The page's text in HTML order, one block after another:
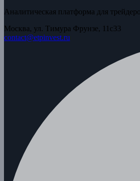
Аналитическая платформа для
Москва, ул. Тимура Фрунзе, 11с33
contact@etpinvest.ru